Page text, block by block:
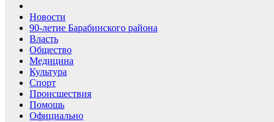
Новости
90-летие Барабинского района
Власть
Общество
Медицина
Культура
Спорт
Происшествия
Помошь
Официально